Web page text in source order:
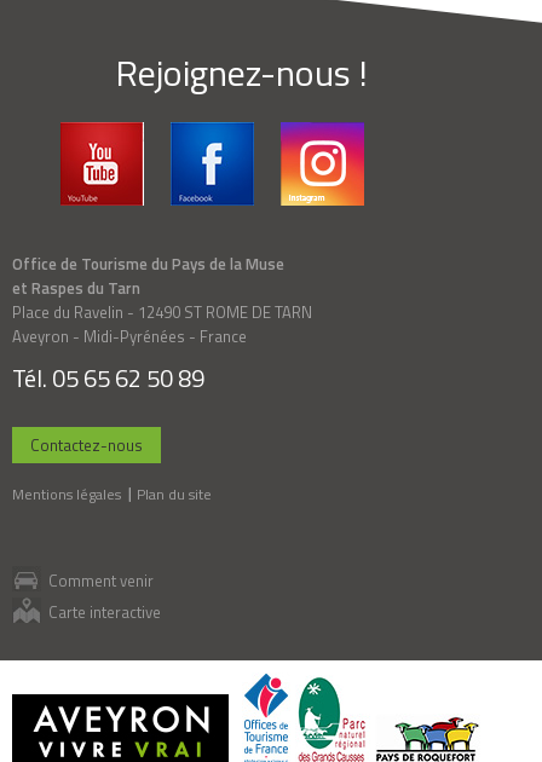
Rejoignez-nous !
Office de Tourisme du Pays de la Muse
et Raspes du Tarn
Place du Ravelin - 12490 ST ROME DE TARN
Aveyron - Midi-Pyrénées - France
Tél. 05 65 62 50 89
Contactez-nous
Mentions légales Plan du site
Comment venir
Carte interactive